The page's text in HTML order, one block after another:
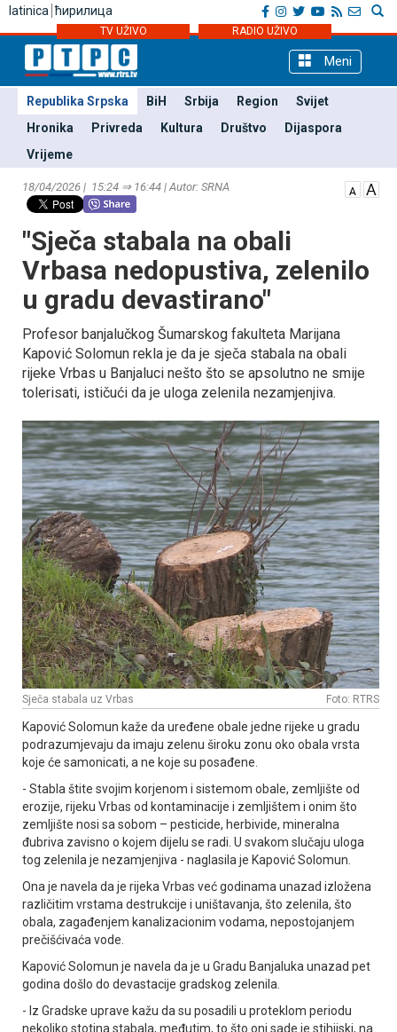
latinica ћирилица
TV UŽIVO RADIO UŽIVO
Meni
Republika Srpska BiH Srbija Region
Svijet
Hronika
Privreda Kultura Društvo
Dijaspora
Vrijeme
18/04/2026 | 15:24 ⇒ 16:44 | Autor: SRNA
"Sječa stabala na obali
Vrbasa nedopustiva, zelenilo
u gradu devastirano"
Profesor banjalučkog Šumarskog fakulteta Marijana
Kapović Solomun rekla je da je sječa stabala na obali
rijeke Vrbas u Banjaluci nešto što se apsolutno ne smije
tolerisati, ističući da je uloga zelenila nezamjenjiva.
Sječa stabala uz Vrbas Foto: RTRS
Kapović Solomun kaže da uređene obale jedne rijeke u gradu
podrazumjevaju da imaju zelenu široku zonu oko obala vrsta
koje će samonicati, a ne koje su posađene.
- Stabla štite svojim korjenom i sistemom obale, zemljište od
erozije, rijeku Vrbas od kontaminacije i zemljištem i onim što
zemljište nosi sa sobom – pesticide, herbivide, mineralna
đubriva zavisno o kojem dijelu se radi. U svakom slučaju uloga
tog zelenila je nezamjenjiva - naglasila je Kapović Solomun.
Ona je navela da je rijeka Vrbas već godinama unazad izložena
različitim vrstama destrukcije i uništavanja, što zelenila, što
obala, zagađenjem kanalizacionim vodama, nepostojanjem
prečišćivaća vode.
Kapović Solomun je navela da je u Gradu Banjaluka unazad pet
godina došlo do devastacije gradskog zelenila.
- Iz Gradske uprave kažu da su posadili u proteklom periodu
nekoliko stotina stabala, međutim, to što oni sade je stihijski, na